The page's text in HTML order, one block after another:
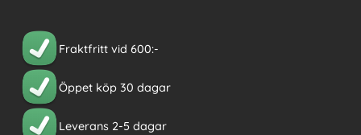
Fraktfritt vid 600:-
Öppet köp 30 dagar
Leverans 2-5 dagar